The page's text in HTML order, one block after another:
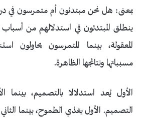
بمعنى: هل نحن مبتدئون أم متمرسون في
ينطلق المبتدئون في استدلالهم من أسباب
المعقولة، بينما المتمرسون يحاولون
مسبباتها ونتائجها الظاهرة.
الأول يُعد استدلالا بالتصميم، بينما
التصميم. الأول يغذي الطموح، بينما